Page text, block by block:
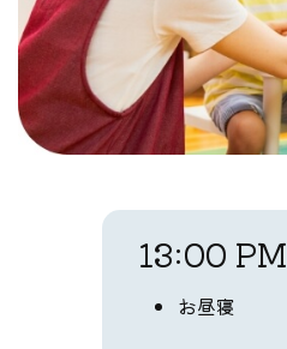
13:00 PM
お昼寝